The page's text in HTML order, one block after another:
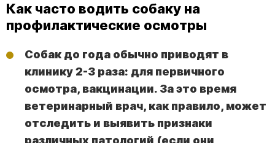
Как часто водить собаку на
профилактические осмотры
Собак до года обычно приводят в
клинику 2-3 раза: для первичного
осмотра, вакцинации. За это время
ветеринарный врач, как правило, может
отследить и выявить признаки